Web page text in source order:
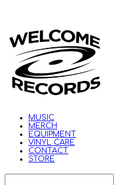
MUSIC
MERCH
EQUIPMENT
VINYL CARE
CONTACT
STORE